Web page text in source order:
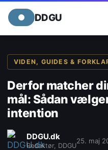
DDGU
VIDEN, GUIDES &
Derfor matcher
mål: Sådan
intention
DDGU.dk
Redaktør, DDGU
25. maj